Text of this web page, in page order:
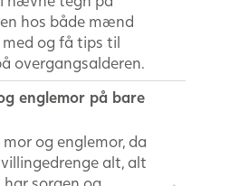
hos både mænd
og få tips til
overgangsalderen.
englemor på bare
og englemor, da
alt, alt